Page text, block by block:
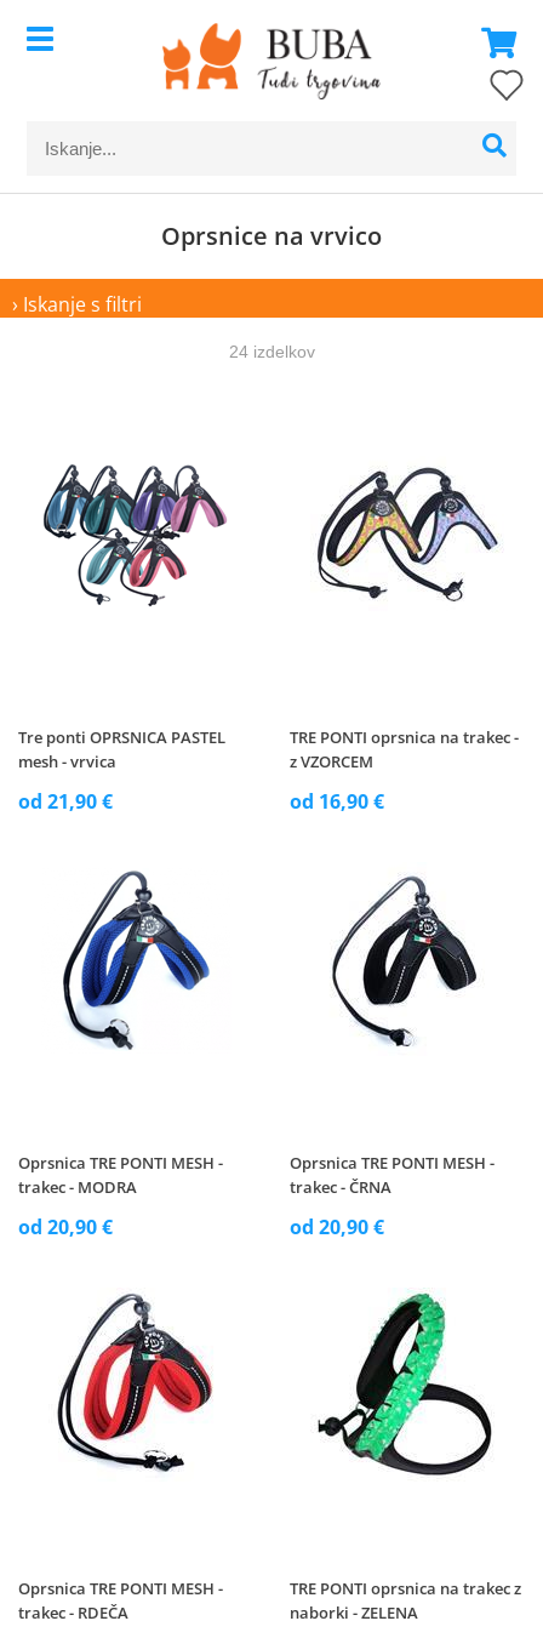
Oprsnice na vrvico
› Iskanje s filtri
24 izdelkov
Tre ponti OPRSNICA PASTEL
mesh - vrvica
od 21,90 €
TRE PONTI oprsnica na trakec -
z VZORCEM
od 16,90 €
Oprsnica TRE PONTI MESH -
trakec - MODRA
od 20,90 €
Oprsnica TRE PONTI MESH -
trakec - ČRNA
od 20,90 €
Oprsnica TRE PONTI MESH -
trakec - RDEČA
TRE PONTI oprsnica na trakec z
naborki - ZELENA